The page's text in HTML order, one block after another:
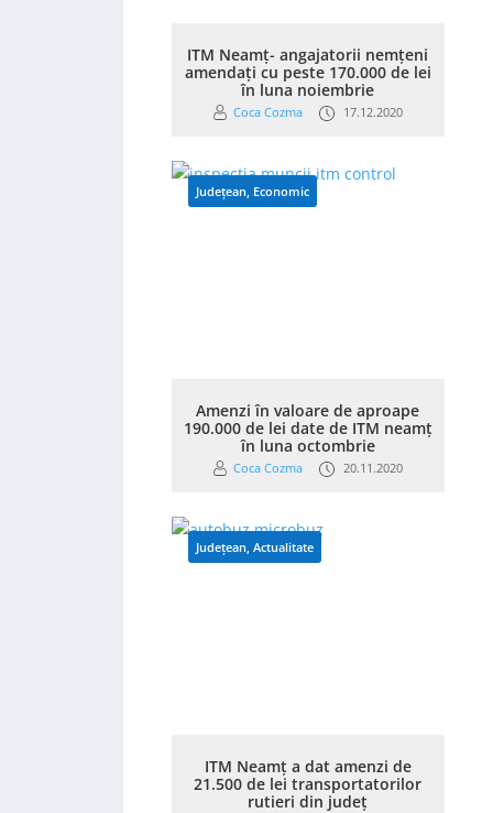
ITM Neamţ- angajatorii nemţeni
amendaţi cu peste 170.000 de lei
în luna noiembrie
Coca Cozma 17.12.2020
Județean, Economic
Amenzi în valoare de aproape
190.000 de lei date de ITM neamţ
în luna octombrie
Coca Cozma 20.11.2020
Județean, Actualitate
ITM Neamț a dat amenzi de
21.500 de lei transportatorilor
rutieri din județ